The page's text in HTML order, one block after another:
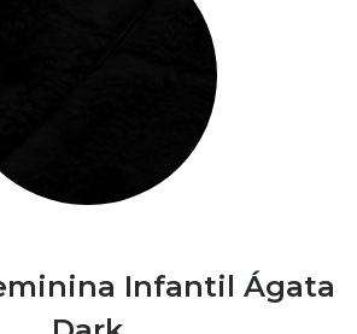
Infantil Ágata